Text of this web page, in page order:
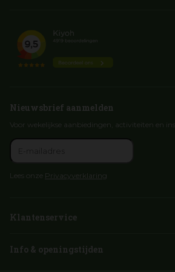
Nieuwsbrief aanmelden
Voor wekelijkse aanbiedingen, activiteiten en
Lees onze Privacyverklaring
Klantenservice
Info & openingstijden